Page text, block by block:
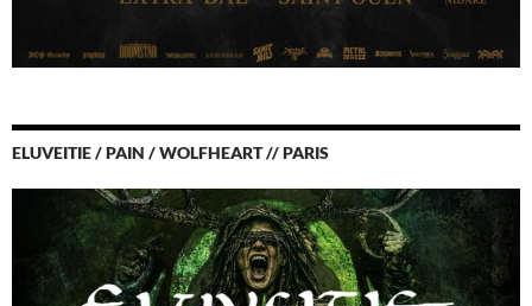
ELUVEITIE / PAIN / WOLFHEART // PARIS